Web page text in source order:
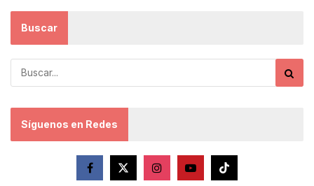
Buscar
Síguenos en Redes